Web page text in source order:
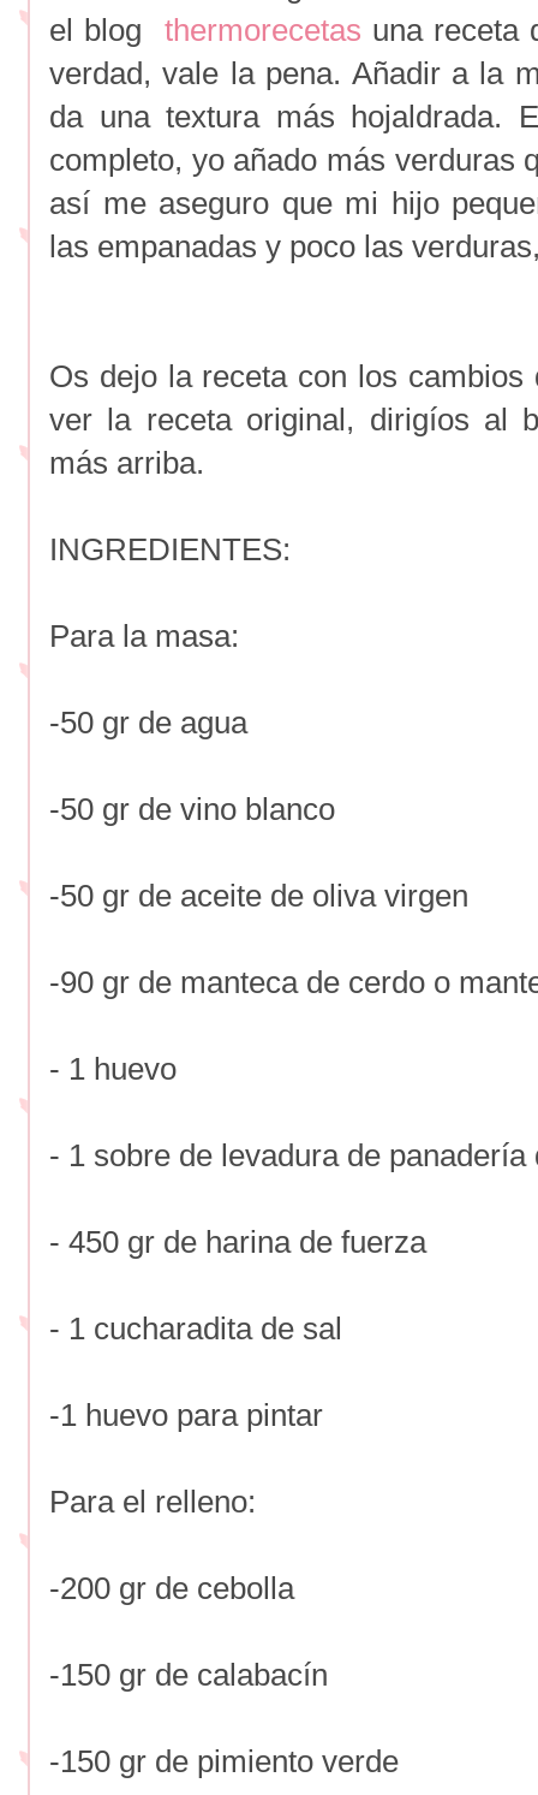
el blog thermorecetas una receta
verdad, vale la pena. Añadir a la
da una textura más hojaldrada.
completo, yo añado más verduras
así me aseguro que mi hijo
las empanadas y poco las
Os dejo la receta con los
ver la receta original, dirigíos al
más arriba.
INGREDIENTES:
Para la masa:
-50 gr de agua
-50 gr de vino blanco
-50 gr de aceite de oliva virgen
-90 gr de manteca de cerdo o
- 1 huevo
- 1 sobre de levadura de panadería
- 450 gr de harina de fuerza
- 1 cucharadita de sal
-1 huevo para pintar
Para el relleno:
-200 gr de cebolla
-150 gr de calabacín
-150 gr de pimiento verde